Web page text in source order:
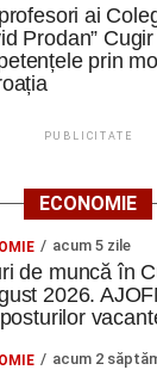
ai
Prodan”
prin
PUBLICITATE
ECONOMIE
acum 5 zile
de muncă în
2026.
acum 2